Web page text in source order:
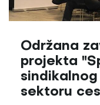
Održana
projekta
sektoru